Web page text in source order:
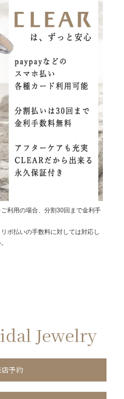
利用の場合、分割30回まで金利手
ボ払いの手数料に対しては対応し
Jewelry
予約